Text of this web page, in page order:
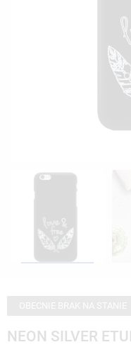
NEON SILVER